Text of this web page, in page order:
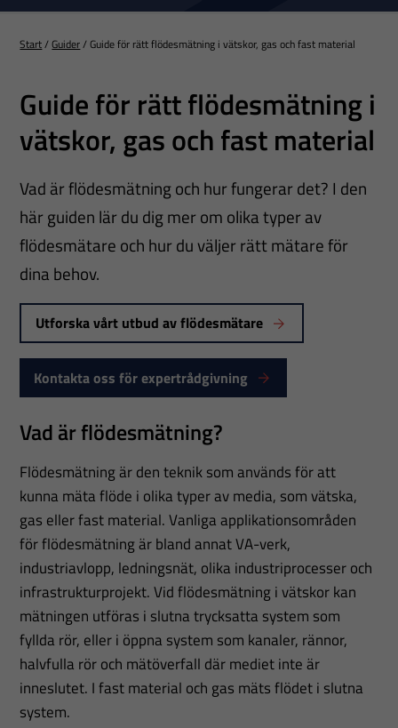
Start/Guider/Guide för rätt flödesmätning i vätskor, gas och fast material
Guide för rätt flödesmätning i
vätskor, gas och fast material
Vad är flödesmätning och hur fungerar det? I den
här guiden lär du dig mer om olika typer av
flödesmätare och hur du väljer rätt mätare för
dina behov.
Utforska vårt utbud av flödesmätare
Kontakta oss för expertrådgivning
Vad är flödesmätning?
Flödesmätning är den teknik som används för att
kunna mäta flöde i olika typer av media, som vätska,
gas eller fast material. Vanliga applikationsområden
för flödesmätning är bland annat VA-verk,
industriavlopp, ledningsnät, olika industriprocesser och
infrastrukturprojekt. Vid flödesmätning i vätskor kan
mätningen utföras i slutna trycksatta system som
fyllda rör, eller i öppna system som kanaler, rännor,
halvfulla rör och mätöverfall där mediet inte är
inneslutet. I fast material och gas mäts flödet i slutna
system.